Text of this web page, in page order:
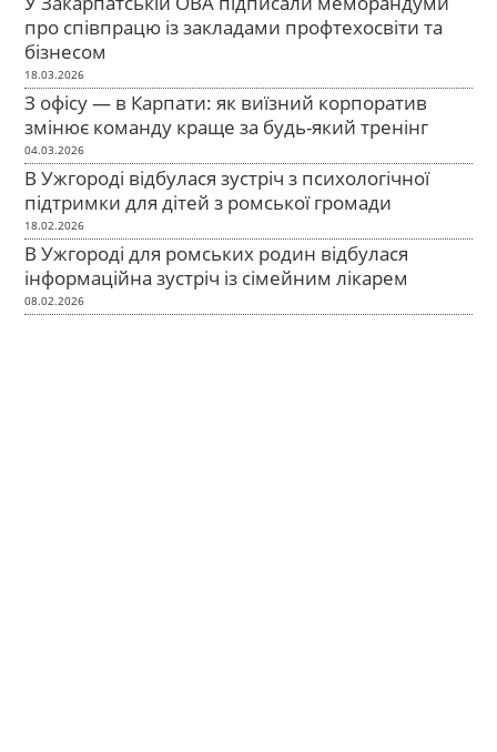
про співпрацю із закладами профтехосвіти та
бізнесом
18.03.2026
З офісу — в Карпати: як виїзний корпоратив
змінює команду краще за будь-який тренінг
04.03.2026
В Ужгороді відбулася зустріч з психологічної
підтримки для дітей з ромської громади
18.02.2026
В Ужгороді для ромських родин відбулася
інформаційна зустріч із сімейним лікарем
08.02.2026